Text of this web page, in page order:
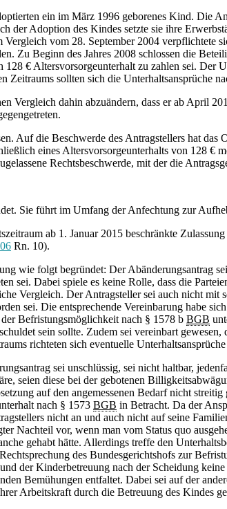
ein im März 1996 geborenes Kind. Die
der Adoption des Kindes setzte sie ihre
vom 28. September 2004
Zu Beginn des Jahres 2008 schlossen die
€ Altersvorsorgeunterhalt zu zahlen sei. Der
Zeitraums sollten sich die Unterhaltsansprüche
Vergleich dahin abzuändern, dass er ab April
Auf die Beschwerde des Antragstellers hat
eines Altersvorsorgeunterhalts von 128 €
Rechtsbeschwerde, mit der die
Sie führt im Umfang der Anfechtung zur
ab 1. Januar 2015 beschränkte
Rn. 10).
wie folgt begründet: Der Abänderungsantrag
sei. Dabei spiele es keine Rolle, dass die
Vergleich. Der Antragsteller sei auch nicht
sei. Die entsprechende Vereinbarung habe
Befristungsmöglichkeit nach § 1578 b BGB
sein sollte. Zudem sei vereinbart
richteten sich eventuelle
sei unschlüssig, sei nicht haltbar,
seien diese bei der gebotenen
auf den angemessenen Bedarf nicht
nach § 1573 BGB in Betracht. Da der
nicht an und auch nicht auf seine
Nachteil vor, wenn man vom Status quo
gehabt hätte. Allerdings treffe den
des Bundesgerichtshofs zur
der Kinderbetreuung nach der Scheidung
Bemühungen entfaltet. Dabei sei auf der
Arbeitskraft durch die Betreuung des Kindes